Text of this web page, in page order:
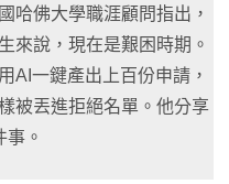
哈佛大學職涯顧問指出，
來說，現在是艱困時期。
AI一鍵產出上百份申請，
被丟進拒絕名單。他分享
。